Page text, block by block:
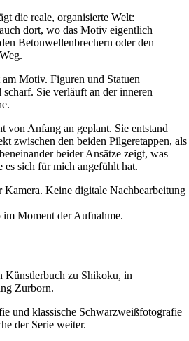
die reale, organisierte Welt:
dort, wo das Motiv eigentlich
Betonwellenbrechern oder den
Motiv. Figuren und Statuen
Sie verläuft an der inneren
von Anfang an geplant. Sie entstand
zwischen den beiden Pilgeretappen, als
beider Ansätze zeigt, was
sich für mich angefühlt hat.
Keine digitale Nachbearbeitung
im Moment der Aufnahme.
Künstlerbuch zu Shikoku, in
Zurborn.
und klassische Schwarzweißfotografie
der Serie weiter.